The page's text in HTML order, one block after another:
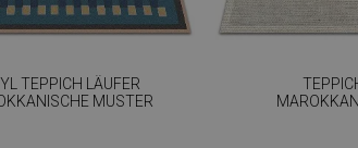
TEPPICH LÄUFER
MUSTER